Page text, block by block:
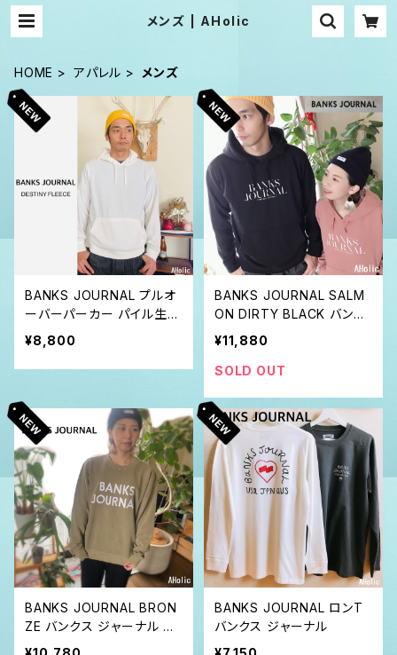
メンズ | AHolic
HOME アパレル メンズ
BANKS JOURNAL プルオ
ーバーパーカー パイル生地
バンクス ジャーナル オーガ
ニック
¥8,800
BANKS JOURNAL SALM
ON DIRTY BLACK バンク
ス ジャーナル オーガニック
プルオーバーパーカー
¥11,880
SOLD OUT
BANKS JOURNAL BRON
ZE バンクス ジャーナル オ
ーガニック クルーネック ス
BANKS JOURNAL ロンT
バンクス ジャーナル